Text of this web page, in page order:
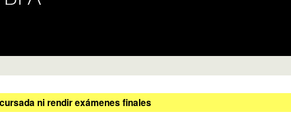
ni rendir exámenes finales